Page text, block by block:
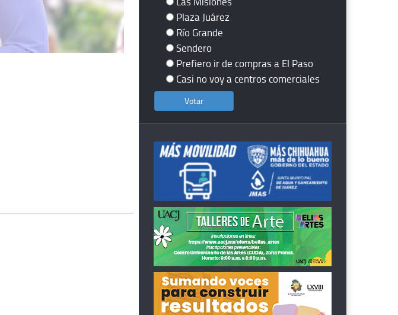
Plaza Juárez
Río Grande
Sendero
Prefiero ir de compras a El Paso
Casi no voy a centros comerciales